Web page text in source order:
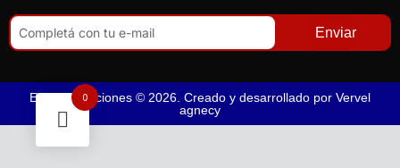
Enviar
Ero Distribuciones © 2026. Creado y desarrollado por Vervel
agnecy
0